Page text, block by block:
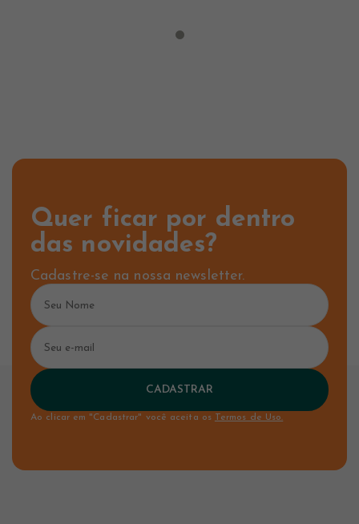
Quer ficar por dentro
das novidades?
Cadastre-se na nossa newsletter.
CADASTRAR
Ao clicar em "Cadastrar" você aceita os Termos de Uso.